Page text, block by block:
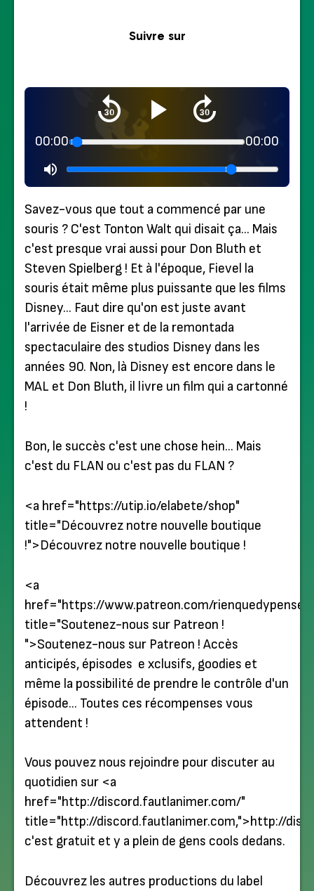
Suivre sur
00:00 00:00
Savez-vous que tout a commencé par une
souris ? C'est Tonton Walt qui disait ça… Mais
c'est presque vrai aussi pour Don Bluth et
Steven Spielberg ! Et à l'époque, Fievel la
souris était même plus puissante que les films
Disney… Faut dire qu'on est juste avant
l'arrivée de Eisner et de la remontada
spectaculaire des studios Disney dans les
années 90. Non, là Disney est encore dans le
MAL et Don Bluth, il livre un film qui a cartonné
!
Bon, le succès c'est une chose hein… Mais
c'est du FLAN ou c'est pas du FLAN ?
<a href="https://utip.io/elabete/shop"
title="Découvrez notre nouvelle boutique
!">Découvrez notre nouvelle boutique !
<a
href="https://www.patreon.com/rienquedypenser"
title="Soutenez-nous sur Patreon !
">Soutenez-nous sur Patreon ! Accès
anticipés, épisodes e xclusifs, goodies et
même la possibilité de prendre le contrôle d'un
épisode… Toutes ces récompenses vous
attendent !
Vous pouvez nous rejoindre pour discuter au
quotidien sur <a
href="http://discord.fautlanimer.com/"
title="http://discord.fautlanimer.com,">http://
c'est gratuit et y a plein de gens cools dedans.
Découvrez les autres productions du label